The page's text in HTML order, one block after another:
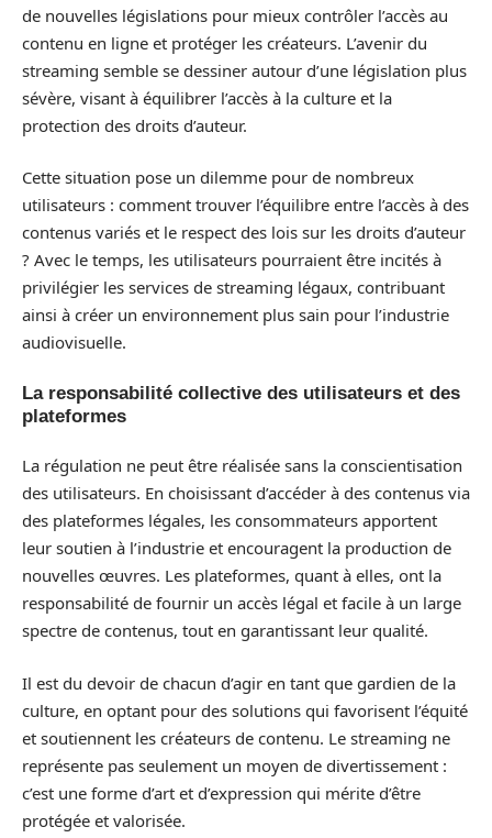
de nouvelles législations pour mieux contrôler l’accès au
contenu en ligne et protéger les créateurs. L’avenir du
streaming semble se dessiner autour d’une législation plus
sévère, visant à équilibrer l’accès à la culture et la
protection des droits d’auteur.
Cette situation pose un dilemme pour de nombreux
utilisateurs : comment trouver l’équilibre entre l’accès à des
contenus variés et le respect des lois sur les droits d’auteur
? Avec le temps, les utilisateurs pourraient être incités à
privilégier les services de streaming légaux, contribuant
ainsi à créer un environnement plus sain pour l’industrie
audiovisuelle.
La responsabilité collective des utilisateurs et des
plateformes
La régulation ne peut être réalisée sans la conscientisation
des utilisateurs. En choisissant d’accéder à des contenus via
des plateformes légales, les consommateurs apportent
leur soutien à l’industrie et encouragent la production de
nouvelles œuvres. Les plateformes, quant à elles, ont la
responsabilité de fournir un accès légal et facile à un large
spectre de contenus, tout en garantissant leur qualité.
Il est du devoir de chacun d’agir en tant que gardien de la
culture, en optant pour des solutions qui favorisent l’équité
et soutiennent les créateurs de contenu. Le streaming ne
représente pas seulement un moyen de divertissement :
c’est une forme d’art et d’expression qui mérite d’être
protégée et valorisée.